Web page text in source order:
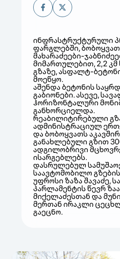
ინფრასტრუქტურული
ფარგლებში,
მახარაძეები-
მიმართულებით, 2,2
გზაზე, ასფალტ-
მოეწყო.
აშენდა ბეტონის
გაბიონები. ასევე,
ჰორიზონტალური
განხორციელდა.
რეაბილიტირებული
ადმინისტრაციულ
და ბობოყვათს
განახლებული გზით
ადგილობრივი
ისარგებლებს.
დასრულებულ
საავტომობილო
უფროსი ზაზა შავაძე,
პარლამენტის წევრ
მიქელაძესთან და
მერთან ირაკლი
გაეცნო.